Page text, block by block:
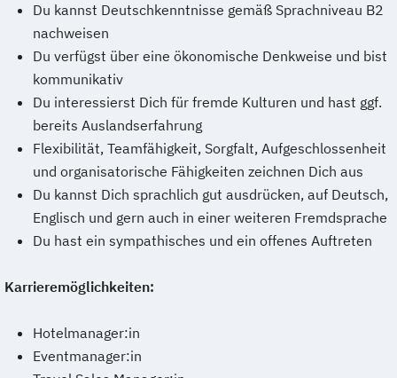
Du kannst Deutschkenntnisse gemäß Sprachniveau B2
nachweisen
Du verfügst über eine ökonomische Denkweise und bist
kommunikativ
Du interessierst Dich für fremde Kulturen und hast ggf.
bereits Auslandserfahrung
Flexibilität, Teamfähigkeit, Sorgfalt, Aufgeschlossenheit
und organisatorische Fähigkeiten zeichnen Dich aus
Du kannst Dich sprachlich gut ausdrücken, auf Deutsch,
Englisch und gern auch in einer weiteren Fremdsprache
Du hast ein sympathisches und ein offenes Auftreten
Karrieremöglichkeiten:
Hotelmanager:in
Eventmanager:in